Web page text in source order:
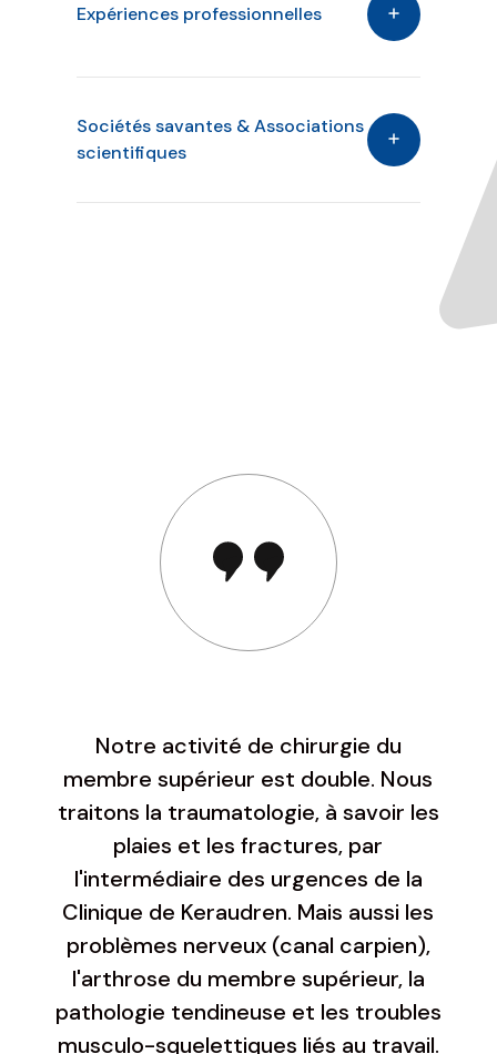
Expériences professionnelles
Sociétés savantes & Associations
scientifiques
Notre activité de chirurgie du
membre supérieur est double. Nous
traitons la traumatologie, à savoir les
plaies et les fractures, par
l'intermédiaire des urgences de la
Clinique de Keraudren. Mais aussi les
problèmes nerveux (canal carpien),
l'arthrose du membre supérieur, la
pathologie tendineuse et les troubles
musculo-squelettiques liés au travail.